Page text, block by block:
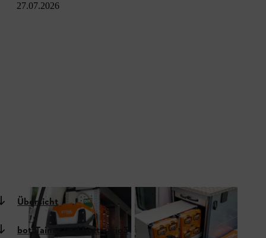
27.07.2026
Übersicht
bottTainer und bott vario3